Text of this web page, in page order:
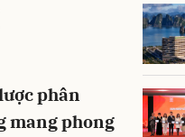
phân
mang phong